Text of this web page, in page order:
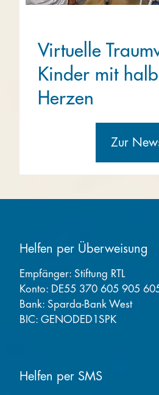
Virtuelle
Kinder mit
Herzen
Zur
Helfen per Überweisung
Empfänger: Stiftung RTL
Konto: DE55 370 605 905
Bank: Sparda-Bank West
BIC: GENODED1SPK
Helfen per SMS